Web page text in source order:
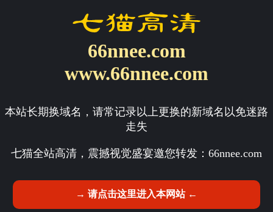
66nnee.com
www.66nnee.com
本站长期换域名，请常记录以上更换的新域名以免迷路
走失
七猫全站高清，震撼视觉盛宴邀您转发： 66nnee.com
→ 请点击这里进入本网站 ←